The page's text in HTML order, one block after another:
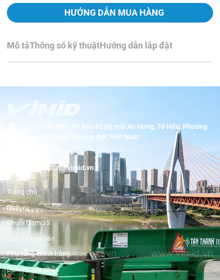
HƯỚNG DẪN MUA HÀNG
Mô tảThông số kỹ thuậtHướng dẫn lắp đặt
BT1-07 khu đô thị mới An Hưng, Tố Hữu, Phường
Dương Nội, thành phố Hà Nội, Việt Nam
19001089
support@vimid.vn
Trang chủ
Dịch vụ
Chuỗi trạm 3S
Dịch vụ sau bán
Phụ tùng chính hãng
Dịch vụ sửa chữa